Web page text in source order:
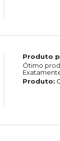
Produto
Ótimo
Produto: